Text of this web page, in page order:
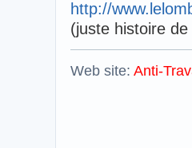
http://
(juste histoire
Web site: Anti-